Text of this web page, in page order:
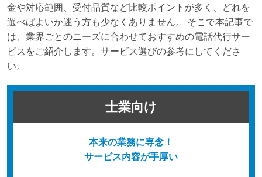
金や対応範囲、受付品質など比較ポイントが多く、どれを
選べばよいか迷う方も少なくありません。 そこで本記事で
は、業界ごとのニーズに合わせておすすめの電話代行サー
ビスをご紹介します。サービス選びの参考にしてくださ
い。
士業向け
本来の業務に専念！
サービス内容が手厚い